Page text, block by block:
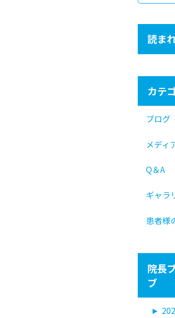
読ま
カテ
ブログ
メディ
Q＆A
ギャラ
患者様
院長
ブ
►